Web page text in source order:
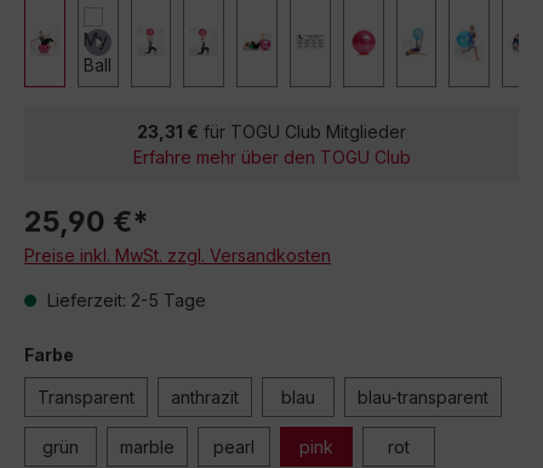
23,31 € für TOGU Club Mitglieder
Erfahre mehr über den TOGU Club
25,90 €*
Preise inkl. MwSt. zzgl. Versandkosten
Lieferzeit: 2-5 Tage
Farbe
Transparent anthrazit blau blau-transparent
grün marble pearl pink rot